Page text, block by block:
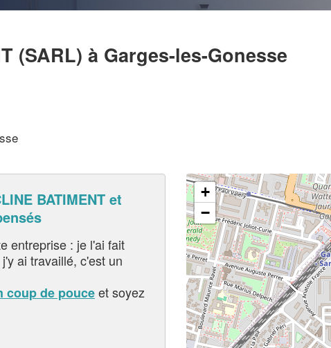
(SARL) à Garges-les-Gonesse
BATIMENT et
entreprise : je l'ai fait
ai travaillé, c'est un
coup de pouceet soyez
+
−